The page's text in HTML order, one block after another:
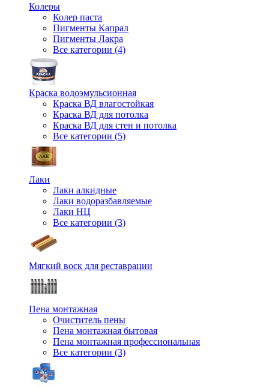
Колеры
Колер паста
Пигменты Капрал
Пигменты Лакра
Все категории (4)
Краска водоэмульсионная
Краска ВД влагостойкая
Краска ВД для потолка
Краска ВД для стен и потолка
Все категории (5)
Лаки
Лаки алкидные
Лаки водоразбавляемые
Лаки НЦ
Все категории (3)
Мягкий воск для реставрации
Пена монтажная
Очиститель пены
Пена монтажная бытовая
Пена монтажная профессиональная
Все категории (3)